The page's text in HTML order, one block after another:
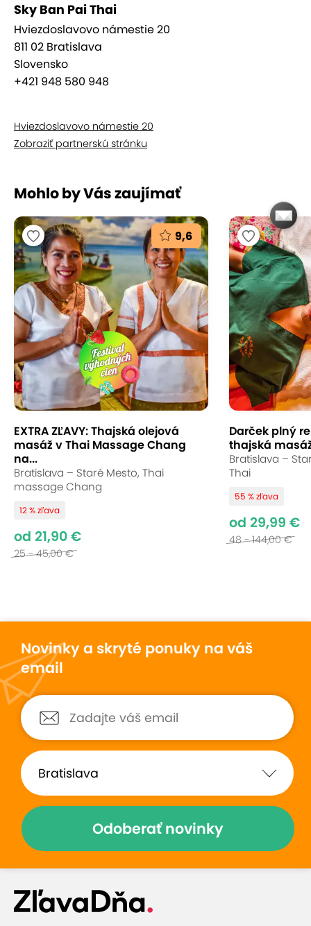
Rytmické kompresie, valcovanie končatín a jemné
kolísanie sú metódy thajskej masáže, ktorými
masér postupne uvoľňuje a správne usporiada
energie v tele. Rôzna intenzita tlaku je aplikovaná
na energetických dráhach pozdĺž tela v súlade s
Sky Ban Pai Thai
Hviezdoslavovo námestie 20
811 02 Bratislava
Slovensko
+421 948 580 948
Hviezdoslavovo námestie 20
Zobraziť partnerskú stránku
Mohlo by Vás zaujímať
9,6
EXTRA ZĽAVY: Thajská olejová
masáž v Thai Massage Chang
na...
Bratislava – Staré Mesto, Thai
massage Chang
12 % zľava
od 21,90 €
25 - 45,00 €
Darček plný
thajská
Bratislava –
Thai
55 % zľava
od 29,99 €
48 - 144,00 €
Novinky a skryté ponuky na váš
email
Odoberať novinky